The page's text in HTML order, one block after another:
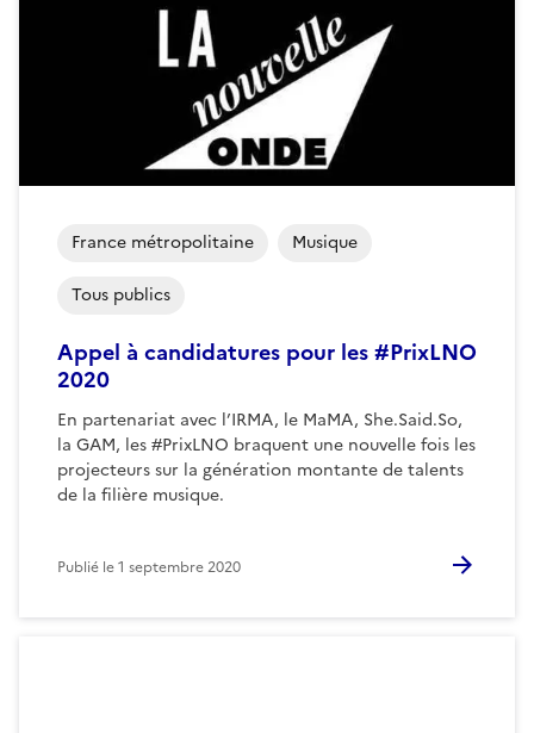
Appel à candidatures pour les #PrixLNO
2020
En partenariat avec l’IRMA, le MaMA, She.Said.So,
la GAM, les #PrixLNO braquent une nouvelle fois les
projecteurs sur la génération montante de talents
de la filière musique.
France métropolitaine Musique
Tous publics
Publié le1 septembre 2020